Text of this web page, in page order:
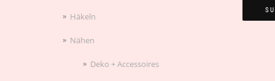
Häkeln
Nähen
Deko + Accessoires